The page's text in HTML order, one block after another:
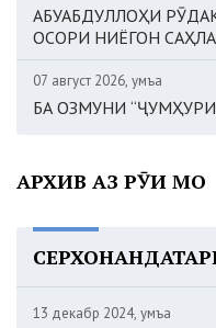
АБУАБДУЛЛОҲИ
ОСОРИ НИЁГОН
07 август 2026, Ҷумъа
БА ОЗМУНИ
АРХИВ АЗ РӮИ МОҲ
13 декабр 2024, Ҷумъа